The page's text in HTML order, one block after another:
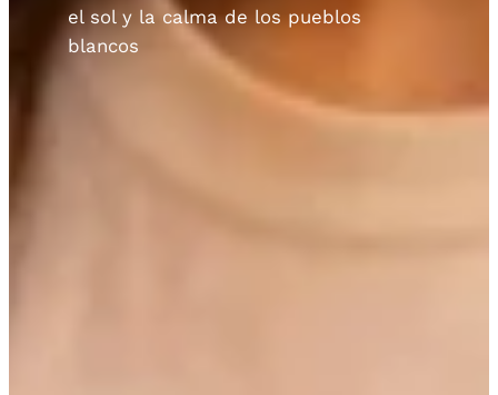
el sol y la calma de los pueblos
blancos